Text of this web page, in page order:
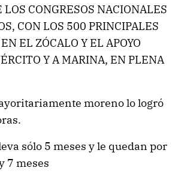
LOS CONGRESOS NACIONALES
CON LOS 500 PRINCIPALES
EL ZÓCALO Y EL APOYO
Y A MARINA, EN PLENA
moreno lo logró
sólo 5 meses y le quedan por
7 meses